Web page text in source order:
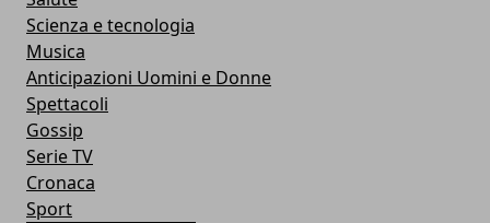
Scienza e tecnologia
Musica
Anticipazioni Uomini e Donne
Spettacoli
Gossip
Serie TV
Cronaca
Sport